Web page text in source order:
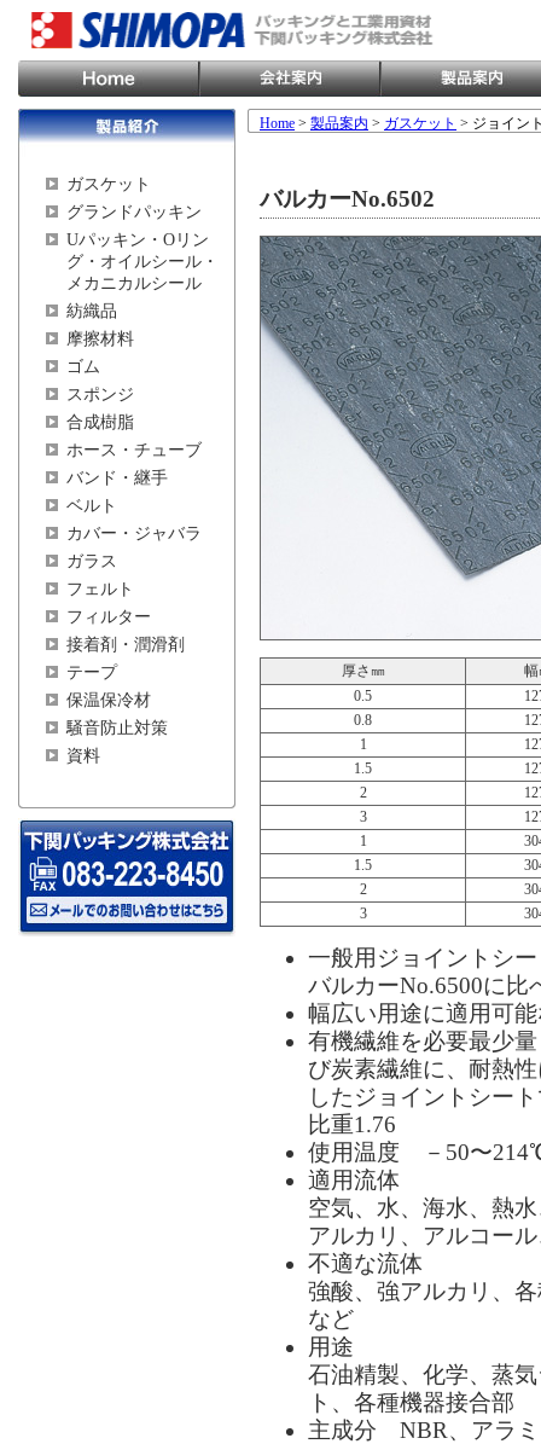
ガスケット
グランドパッキン
Uパッキン・Oリン
グ・オイルシール・
メカニカルシール
紡織品
摩擦材料
ゴム
スポンジ
合成樹脂
ホース・チューブ
バンド・継手
ベルト
カバー・ジャバラ
ガラス
フェルト
フィルター
接着剤・潤滑剤
テープ
保温保冷材
騒音防止対策
資料
Home > 製品案内 > ガスケット > ジョイン
バルカーNo.6502
厚さ㎜
幅
0.5
0.8
1
1.5
2
3
1
1.5
2
3
一般用ジョイントシ
バルカーNo.6500に比
幅広い用途に適用可
有機繊維を必要最少
び炭素繊維に、耐熱
したジョイントシー
比重1.76
使用温度 －50〜
適用流体
空気、水、海水、熱
アルカリ、アルコー
不適な流体
強酸、強アルカリ、
など
用途
石油精製、化学、蒸
ト、各種機器接合部
主成分 NBR、アラミ